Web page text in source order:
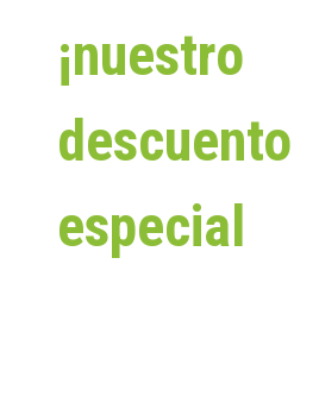
¡nuestro
descuento
especial